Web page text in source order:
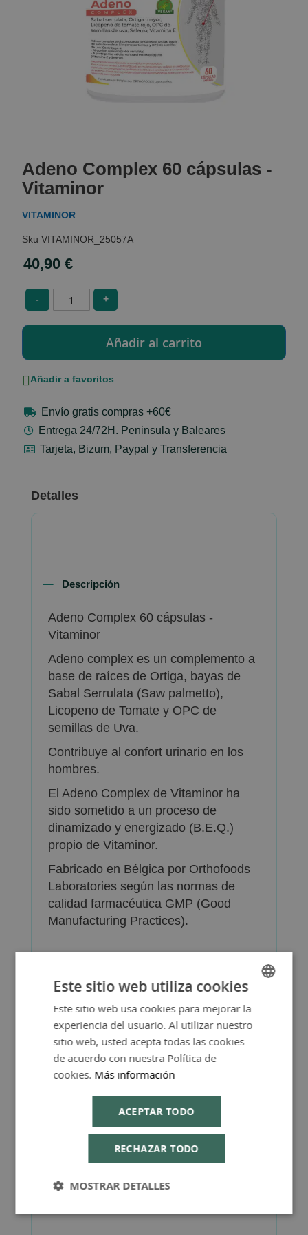
the
beginning
of
the
gallery
Adeno Complex 60 cápsulas -
Vitaminor
VITAMINOR
VITAMINOR_25057A
40,90 €
- +
Añadir a favoritos
Envío gratis compras +60€
Entrega 24/72H. Peninsula y Baleares
Tarjeta, Bizum, Paypal y Transferencia
Detalles
Descripción
Adeno Complex 60 cápsulas -
Vitaminor
Adeno complex es un complemento a
base de raíces de Ortiga, bayas de
Sabal Serrulata (Saw palmetto),
Licopeno de Tomate y OPC de
semillas de Uva.
Contribuye al confort urinario en los
hombres.
El Adeno Complex de Vitaminor ha
sido sometido a un proceso de
dinamizado y energizado (B.E.Q.)
propio de Vitaminor.
Fabricado en Bélgica por Orthofoods
Laboratories según las normas de
calidad farmacéutica GMP (Good
Manufacturing Practices).
Más Información
FAQ - Preguntas y Respuestas
Consejos de Compra Producto
SPANISH
ENGLISH
Este sitio web utiliza cookies
Este sitio web usa cookies para mejorar la
experiencia del usuario. Al utilizar nuestro
sitio web, usted acepta todas las cookies
de acuerdo con nuestra Política de
cookies. Más información
ACEPTAR TODO
RECHAZAR TODO
MOSTRAR DETALLES